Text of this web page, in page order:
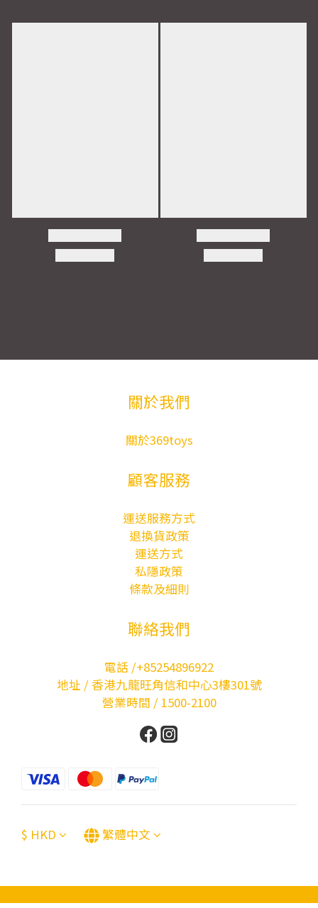
關於我們
關於369toys
顧客服務
運送服務方式
退換貨政策
運送方式
私隱政策
條款及細則
聯絡我們
電話 /+85254896922
地址 / 香港九龍旺角信和中心3樓301號
營業時間 / 1500-2100
$ HKD 繁體中文